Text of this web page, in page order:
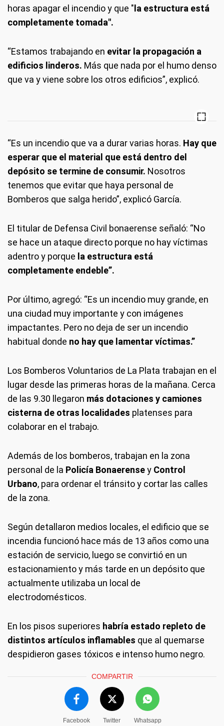
horas apagar el incendio y que "la estructura está
completamente tomada".
“Estamos trabajando en evitar la propagación a
edificios linderos. Más que nada por el humo denso
que va y viene sobre los otros edificios”, explicó.
“Es un incendio que va a durar varias horas. Hay que
esperar que el material que está dentro del
depósito se termine de consumir. Nosotros
tenemos que evitar que haya personal de
Bomberos que salga herido”, explicó García.
El titular de Defensa Civil bonaerense señaló: “No
se hace un ataque directo porque no hay víctimas
adentro y porque la estructura está
completamente endeble”.
Por último, agregó: “Es un incendio muy grande, en
una ciudad muy importante y con imágenes
impactantes. Pero no deja de ser un incendio
habitual donde no hay que lamentar víctimas.”
Los Bomberos Voluntarios de La Plata trabajan en el
lugar desde las primeras horas de la mañana. Cerca
de las 9.30 llegaron más dotaciones y camiones
cisterna de otras localidades platenses para
colaborar en el trabajo.
Además de los bomberos, trabajan en la zona
personal de la Policía Bonaerensey Control
Urbano, para ordenar el tránsito y cortar las calles
de la zona.
Según detallaron medios locales, el edificio que se
incendia funcionó hace más de 13 años como una
estación de servicio, luego se convirtió en un
estacionamiento y más tarde en un depósito que
actualmente utilizaba un local de
electrodomésticos.
En los pisos superiores habría estado repleto de
distintos artículos inflamables que al quemarse
despidieron gases tóxicos e intenso humo negro.
COMPARTIR
Facebook Twitter Whatsapp